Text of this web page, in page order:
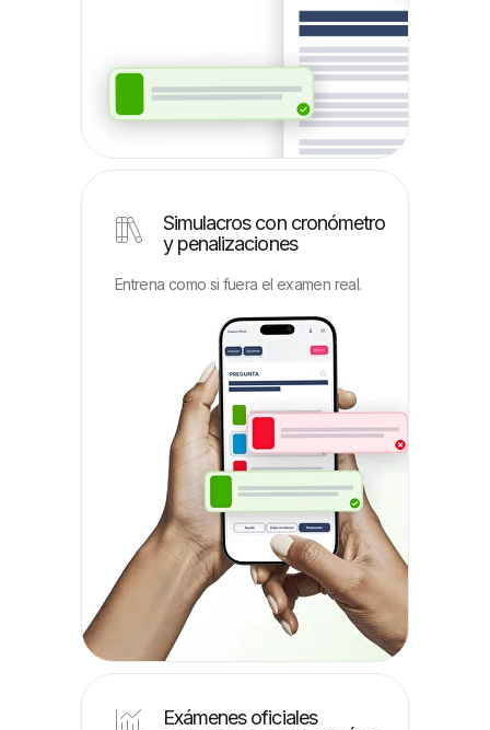
Exámenes oficiales
Simulacros con cronómetro
y penalizaciones
Entrena como si fuera el examen real.